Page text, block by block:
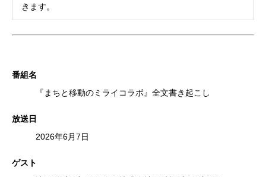
きます。
番組名
『まちと移動のミライコラボ』全文書き起こし
放送日
2026年6月7日
ゲスト